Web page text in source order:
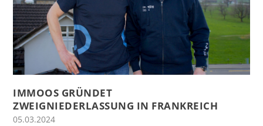
IMMOOS GRÜNDET
ZWEIGNIEDERLASSUNG IN FRANKREICH
05.03.2024